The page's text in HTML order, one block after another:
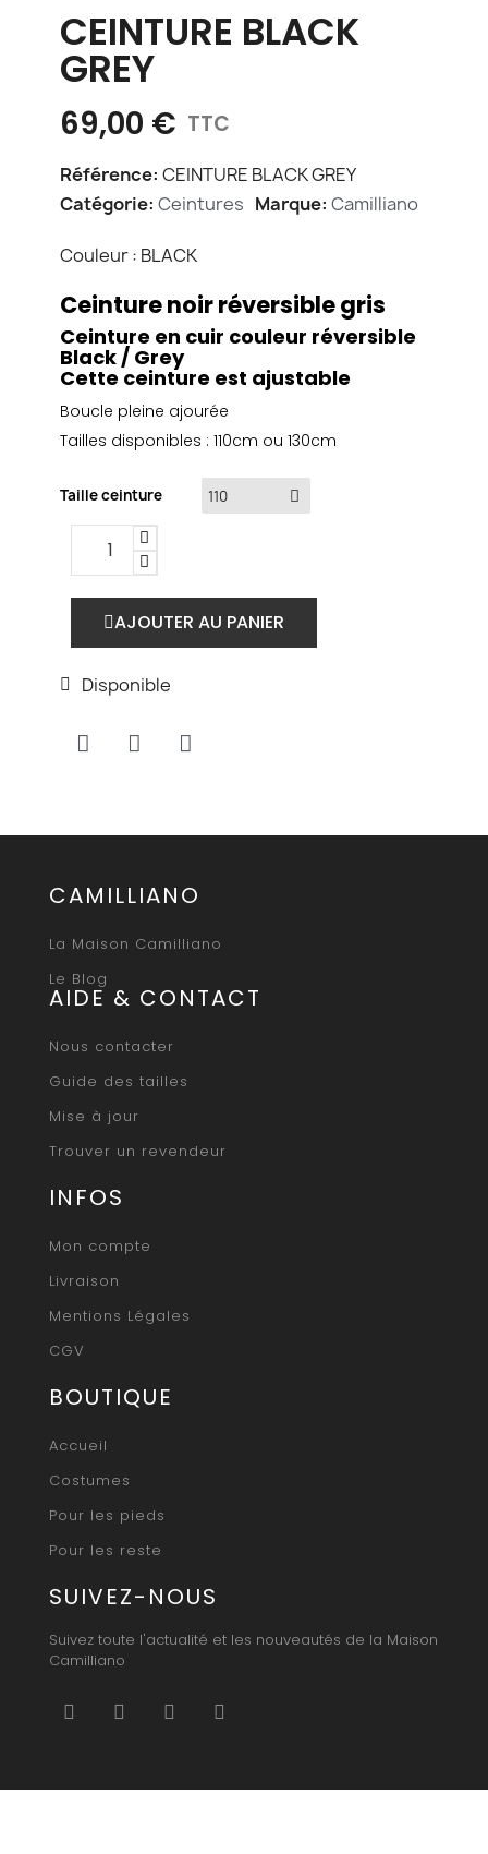
CEINTURE BLACK
GREY
69,00 € TTC
Référence CEINTURE BLACK GREY
Catégorie Ceintures Marque Camilliano
Couleur : BLACK
Ceinture noir réversible gris
Ceinture en cuir couleur réversible
Black / Grey
Cette ceinture est ajustable
Boucle pleine ajourée
Tailles disponibles : 110cm ou 130cm
Taille ceinture
AJOUTER AU PANIER
Disponible
CAMILLIANO
La Maison Camilliano
Le Blog
AIDE & CONTACT
Nous contacter
Guide des tailles
Mise à jour
Trouver un revendeur
INFOS
Mon compte
Livraison
Mentions Légales
CGV
BOUTIQUE
Accueil
Costumes
Pour les pieds
Pour les reste
SUIVEZ-NOUS
Suivez toute l'actualité et les nouveautés de la Maison
Camilliano